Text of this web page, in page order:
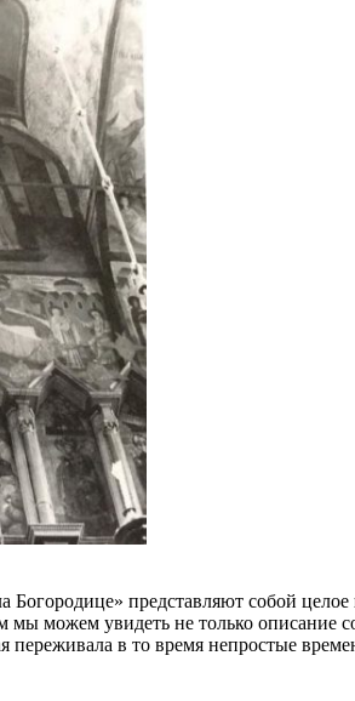
представляют собой
мы можем увидеть не только
переживала в то время непростые